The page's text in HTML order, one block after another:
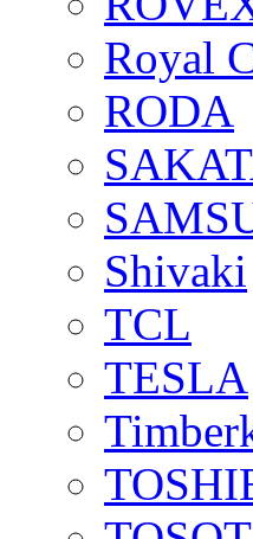
Royal
RODA
Shivaki
TCL
TESLA